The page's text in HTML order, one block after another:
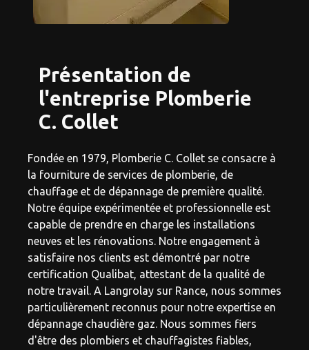
Présentation de
l'entreprise Plomberie
C. Collet
Fondée en 1979, Plomberie C. Collet se consacre à
la fourniture de services de plomberie, de
chauffage et de dépannage de première qualité.
Notre équipe expérimentée et professionnelle est
capable de prendre en charge les installations
neuves et les rénovations. Notre engagement à
satisfaire nos clients est démontré par notre
certification Qualibat, attestant de la qualité de
notre travail. A Langrolay sur Rance, nous sommes
particulièrement reconnus pour notre expertise en
dépannage chaudière gaz. Nous sommes fiers
d'être des plombiers et chauffagistes fiables,